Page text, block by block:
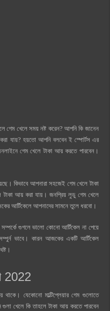
গেম খেলে সময় নষ্ট করেন? আপনি কি জানেন
যায়? হয়তো আপনি বলবেন ই স্পোর্টস এর
গেম খেলে টাকা আয় কর‍তে পারবেন।
কিভাবে আপনারা সহজেই গেম খেলে টাকা
আয় করা যায়। জনপ্রিয় লুডু গেম খেলে
আর্টিকেলে আপনাদের সামনে তুলে ধরবো।
গুগলে ভালো কোনো আর্টিকেল না পেয়ে
ভাবে। কারন আজকের একটি আর্টিকেল
2022
থাকে। যেকোনো মাল্টিপ্লেয়ার গেম গুলোতে
গুলা খেলে কি তাহলে টাকা আয় করতে পারবেন